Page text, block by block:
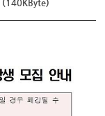
(140KByte)